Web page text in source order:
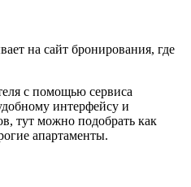
на сайт бронирования, где
с помощью сервиса
интерфейсу и
тут можно подобрать как
апартаменты.